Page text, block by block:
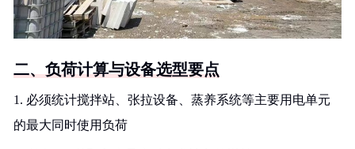
二、负荷计算与设备选型要点
1. 必须统计搅拌站、张拉设备、蒸养系统等主要用电单元
的最大同时使用负荷